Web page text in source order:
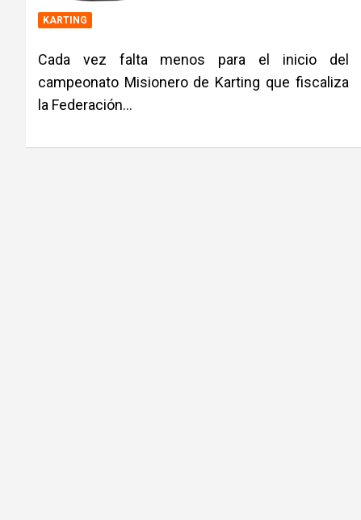
KARTING
Cada vez falta menos para el inicio del
campeonato Misionero de Karting que fiscaliza
la Federación…